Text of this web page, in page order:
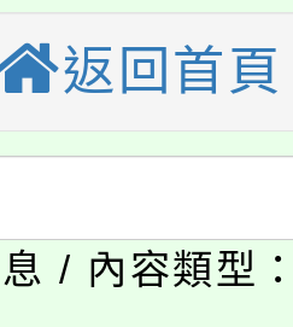
》溝通分析基
學生輔導中心
商輔導、社會
報名參加。
縣政府辦理
園短影音徵
章及活動海報
加。
學年度學生
補助參觀特色
施計畫」
教育部表揚
展貢獻獎」
115學年度第
返回首頁
/ 內容類型